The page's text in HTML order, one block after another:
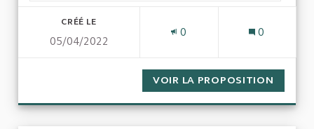
CRÉÉ LE
05/04/2022
0 0
VOIR LA PROPOSITION